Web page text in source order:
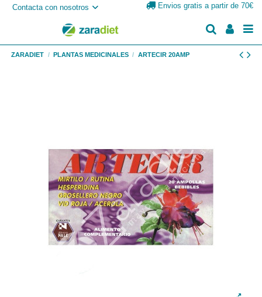
Contacta con nosotros Envios gratis a partir de 70€
ZARADIET PLANTAS MEDICINALES ARTECIR 20AMP